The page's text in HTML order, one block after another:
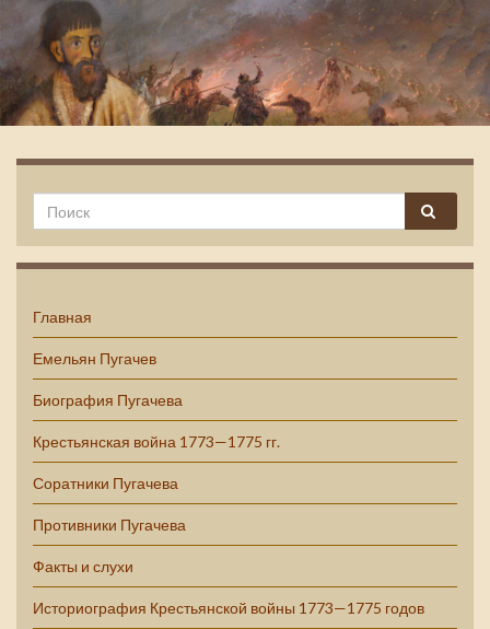
Емельян Пугачев
Главная
Емельян Пугачев
Биография Пугачева
Крестьянская война 1773—1775 гг.
Соратники Пугачева
Противники Пугачева
Факты и слухи
Историография Крестьянской войны 1773—1775 годов